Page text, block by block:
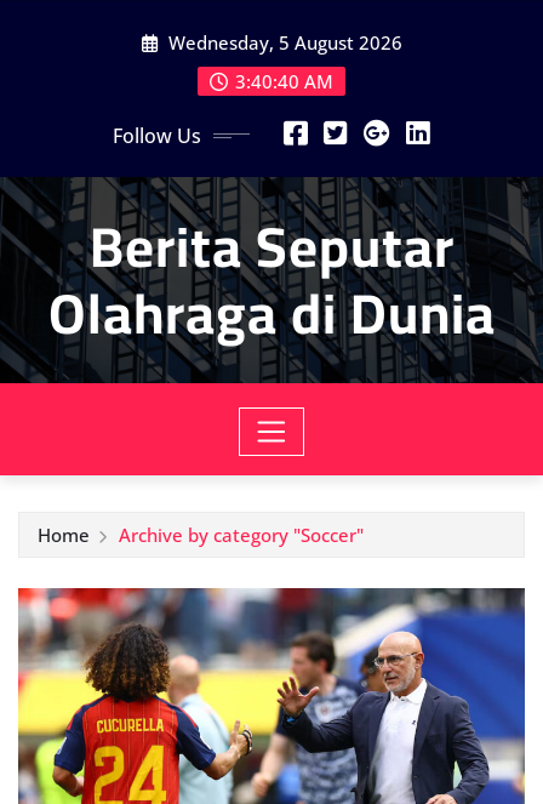
Wednesday, 5 August 2026
3:40:42 AM
Follow Us
Berita Seputar
Olahraga di Dunia
Home Archive by category "Soccer"